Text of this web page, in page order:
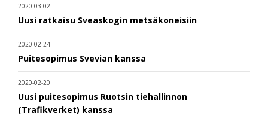
2020-03-02
Uusi ratkaisu Sveaskogin metsäkoneisiin
2020-02-24
Puitesopimus Svevian kanssa
2020-02-20
Uusi puitesopimus Ruotsin tiehallinnon
(Trafikverket) kanssa